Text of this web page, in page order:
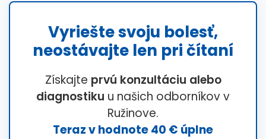
Vyriešte svoju bolesť,
neostávajte len pri čítaní
Získajte prvú konzultáciu alebo
diagnostiku u našich odborníkov v
Ružinove.
Teraz v hodnote 40 € úplne